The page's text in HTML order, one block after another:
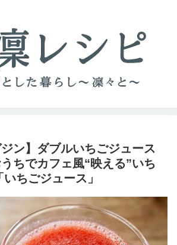
ジン】ダブルいちごジュース
ちでカフェ風“映える”いち
ちごジュース」